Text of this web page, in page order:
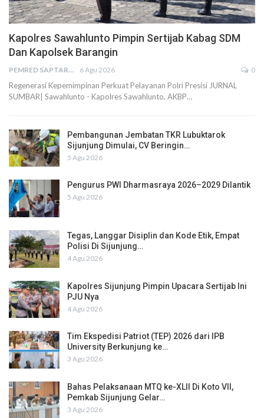
Kapolres Sawahlunto Pimpin Sertijab Kabag SDM
Dan Kapolsek Barangin
PEMRED SAPTARIUS 6 Agu 2026 0
Regenerasi Kepemimpinan Perkuat Pelayanan Polri Presisi JURNAL
SUMBAR| Sawahlunto - Kapolres Sawahlunto, AKBP…
Pembangunan Jembatan TKR Lubuktarok
Sijunjung Dimulai, CV Beringin…
5 Agu 2026
Pengurus PWI Dharmasraya 2026–2029 Dilantik
5 Agu 2026
Tegas, Langgar Disiplin dan Kode Etik, Empat
Polisi Di Sijunjung…
4 Agu 2026
Kapolres Sijunjung Pimpin Upacara Sertijab Ini
PJU Nya
4 Agu 2026
Tim Ekspedisi Patriot (TEP) 2026 dari IPB
University Berkunjung ke…
3 Agu 2026
Bahas Pelaksanaan MTQ ke-XLII Di Koto VII,
Pemkab Sijunjung Gelar…
3 Agu 2026